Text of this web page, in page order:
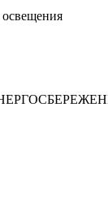
освещения